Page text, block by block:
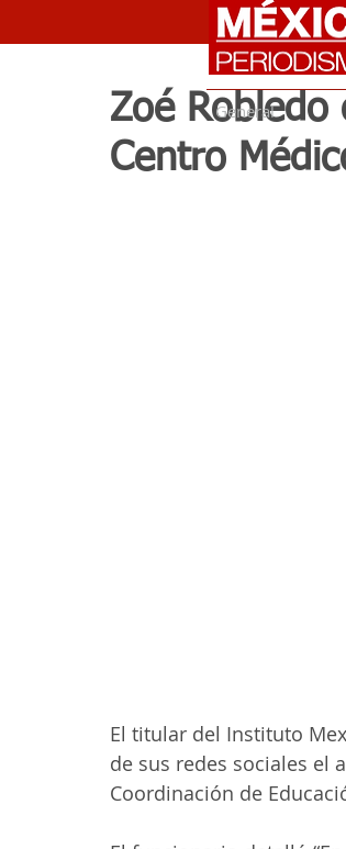
General
Zoé Robledo
Centro
El titular del Instituto
de sus redes sociales el
Coordinación de